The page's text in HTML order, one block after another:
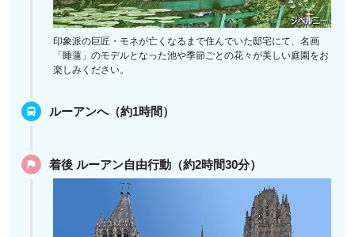
印象派の巨匠・モネが亡くなるまで住んでいた邸宅にて、名画
「睡蓮」のモデルとなった池や季節ごとの花々が美しい庭園をお
楽しみください。
ルーアンへ（約1時間）
着後 ルーアン自由行動（約2時間30分）